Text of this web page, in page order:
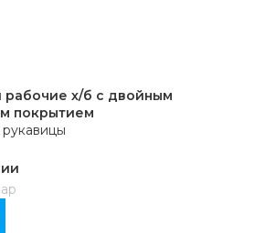
рабочие х/б с двойным
покрытием